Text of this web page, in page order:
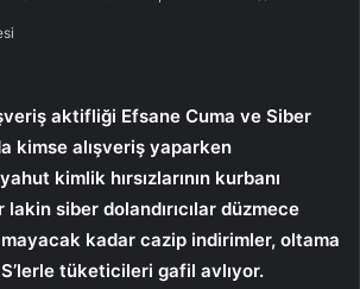
aktifliği Efsane Cuma ve Siber
kimse alışveriş yaparken
kimlik hırsızlarının kurbanı
siber dolandırıcılar düzmece
kadar cazip indirimler, oltama
tüketicileri gafil avlıyor.